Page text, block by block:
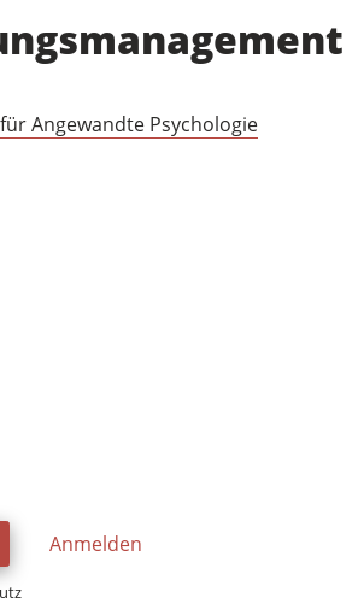
Angewandte Psychologie
Anmelden